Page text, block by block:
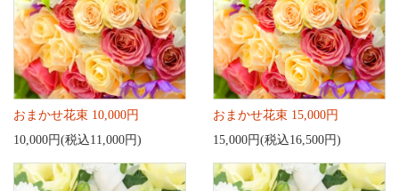
おまかせ花束 10,000円
10,000円(税込11,000円)
おまかせ花束 15,000円
15,000円(税込16,500円)